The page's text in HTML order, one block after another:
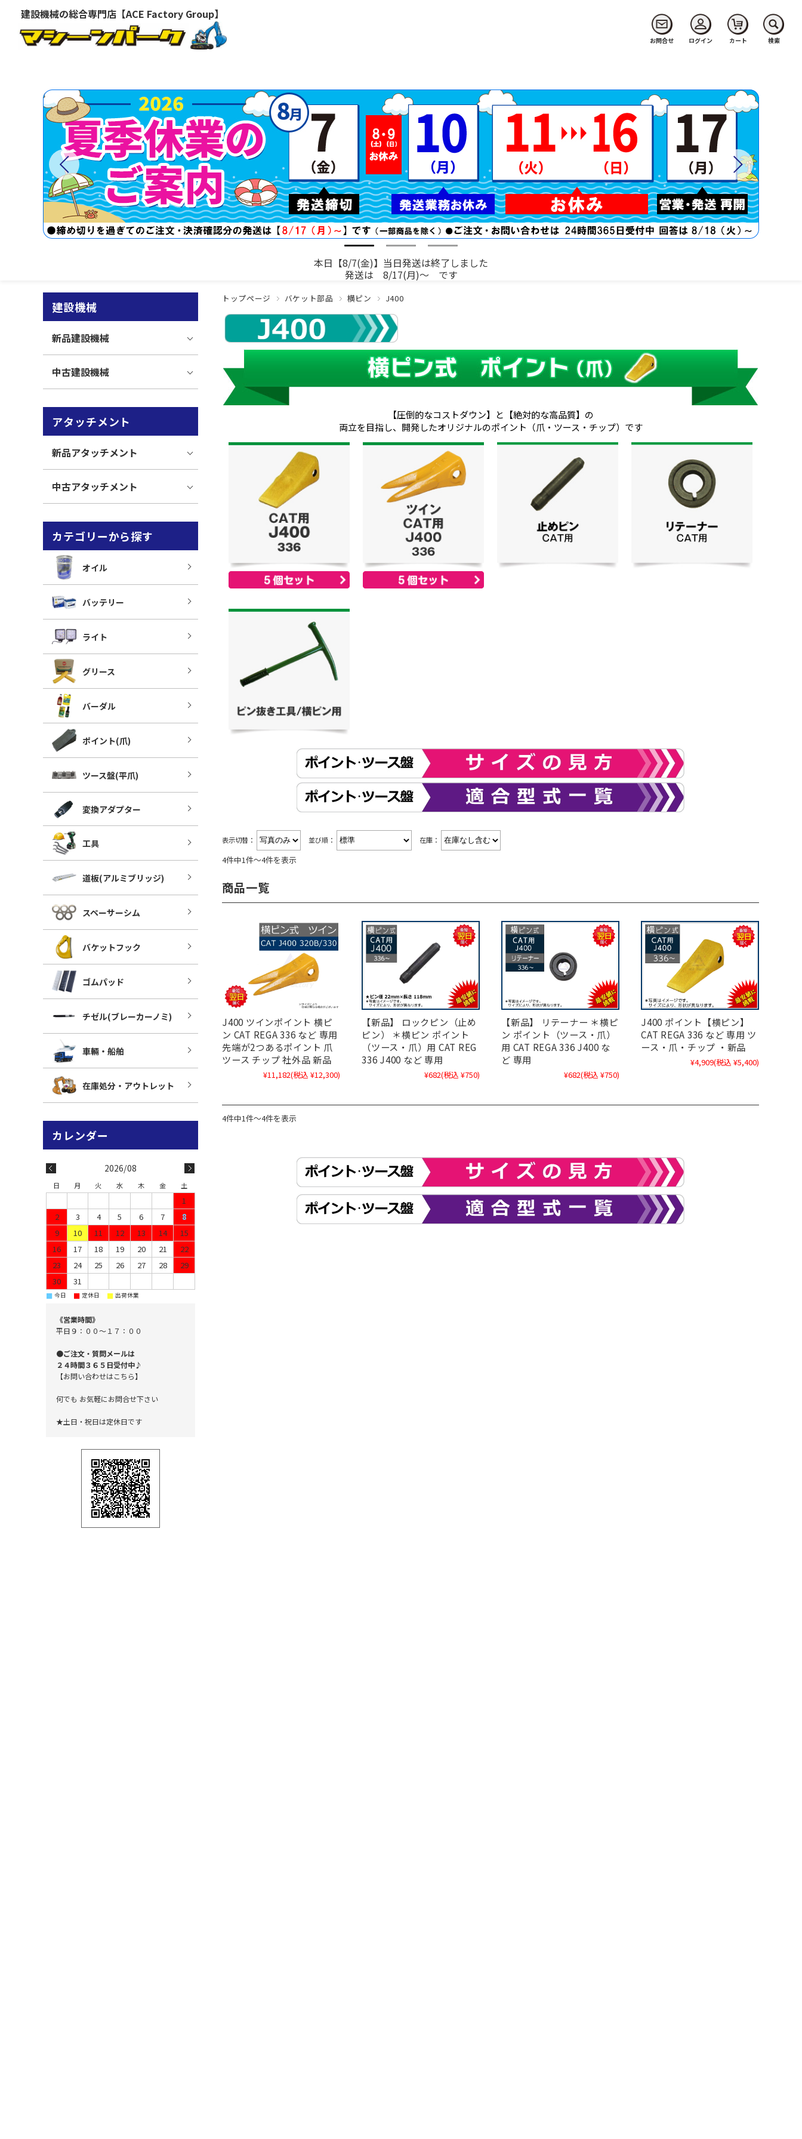
建設機械の総合専門店【ACE Factory Group】
お問合せ ログイン カート 検索
本日【8/7(金)】当日発送は終了しました
発送は 8/17(月)～ です
トップページ バケット部品 横ピン J400
【圧倒的なコストダウン】と【絶対的な高品質】の
両立を目指し、開発したオリジナルのポイント（爪・ツース・チップ）です
表示切替： 並び順： 在庫：
4件中1件～4件を表示
商品一覧
J400 ツインポイント 横ピ
ン CAT REGA 336 など 専用
先端が2つあるポイント 爪
ツース チップ 社外品 新品
¥11,182(税込 ¥12,300)
【新品】 ロックピン（止め
ピン） ＊横ピン ポイント
（ツース・爪）用 CAT REG
336 J400 など 専用
¥682(税込 ¥750)
【新品】 リテーナー ＊横ピ
ン ポイント（ツース・爪）
用 CAT REGA 336 J400 な
ど 専用
¥682(税込 ¥750)
J400 ポイント【横ピン】
CAT REGA 336 など 専用 ツ
ース・爪・チップ ・新品
¥4,909(税込 ¥5,400)
4件中1件～4件を表示
建設機械
新品建設機械
中古建設機械
アタッチメント
新品アタッチメント
中古アタッチメント
カテゴリーから探す
オイル
バッテリー
ライト
グリース
バーダル
ポイント(爪)
ツース盤(平爪)
変換アダプター
工具
道板(アルミブリッジ)
スペーサーシム
バケットフック
ゴムパッド
チゼル(ブレーカーノミ)
車輛・船舶
在庫処分・アウトレット
2026/08
日 月 火 水 木 金 土
1
2
3 4 5 6 7
8
9
10 11 12 13 14
15
16
17 18 19 20 21
22
23
24 25 26 27 28
29
30
31
■ 今日 ■ 定休日 ■ 出荷休業
《営業時間》
平日９：００～１７：００
●ご注文・質問メールは
２４時間３６５日受付中♪
【お問い合わせはこちら】
何でも お気軽にお問合せ下さい
★土日・祝日は定休日です